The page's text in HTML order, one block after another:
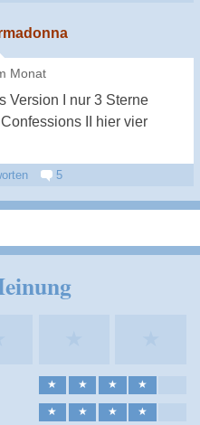
Monat
Version I nur 3 Sterne
II hier vier
5
★ ★ ★ ★
★ ★ ★ ★